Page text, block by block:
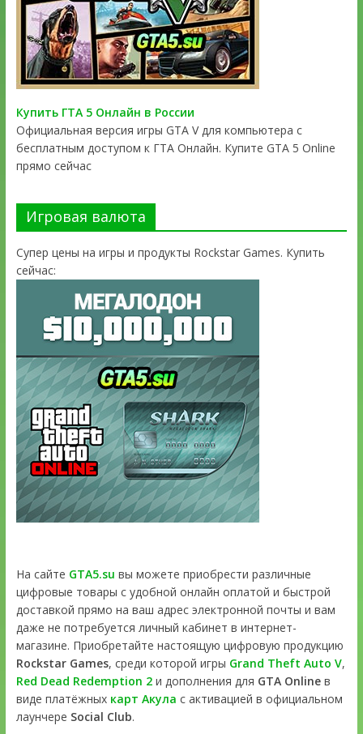
Купить ГТА 5 Онлайн в России
Официальная версия игры GTA V для компьютера с
бесплатным доступом к ГТА Онлайн. Купите GTA 5 Online
прямо сейчас
Игровая валюта
Супер цены на игры и продукты Rockstar Games. Купить
сейчас:
На сайте GTA5.su вы можете приобрести различные
цифровые товары с удобной онлайн оплатой и быстрой
доставкой прямо на ваш адрес электронной почты и вам
даже не потребуется личный кабинет в интернет-
магазине. Приобретайте настоящую цифровую продукцию
Rockstar Games, среди которой игры Grand Theft Auto V,
Red Dead Redemption 2и дополнения для GTA Onlineв
виде платёжных карт Акула с активацией в официальном
лаунчере Social Club.